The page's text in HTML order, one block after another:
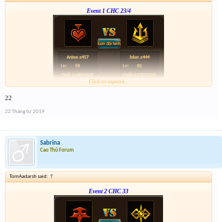
Event 1 CHC 23/4
Click to expand...
22
22 Tháng tư 2019
Sabrina
Cao Thủ Forum
TomAadarsh said: ↑
Event 2 CHC 33